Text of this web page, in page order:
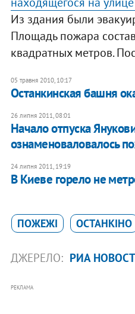
Из здания были
Площадь пожара
квадратных метров.
05 травня 2010, 10:17
Останкинская башня
26 липня 2011, 08:01
Начало отпуска
ознаменоваловалось
24 липня 2011, 19:19
В Киеве горело не
ПОЖЕЖІ ОСТАНКІНО
ДЖЕРЕЛО: РИА
РЕКЛАМА